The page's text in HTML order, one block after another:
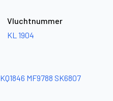
Vluchtnummer
KL 1904
KQ1846 MF9788 SK6807